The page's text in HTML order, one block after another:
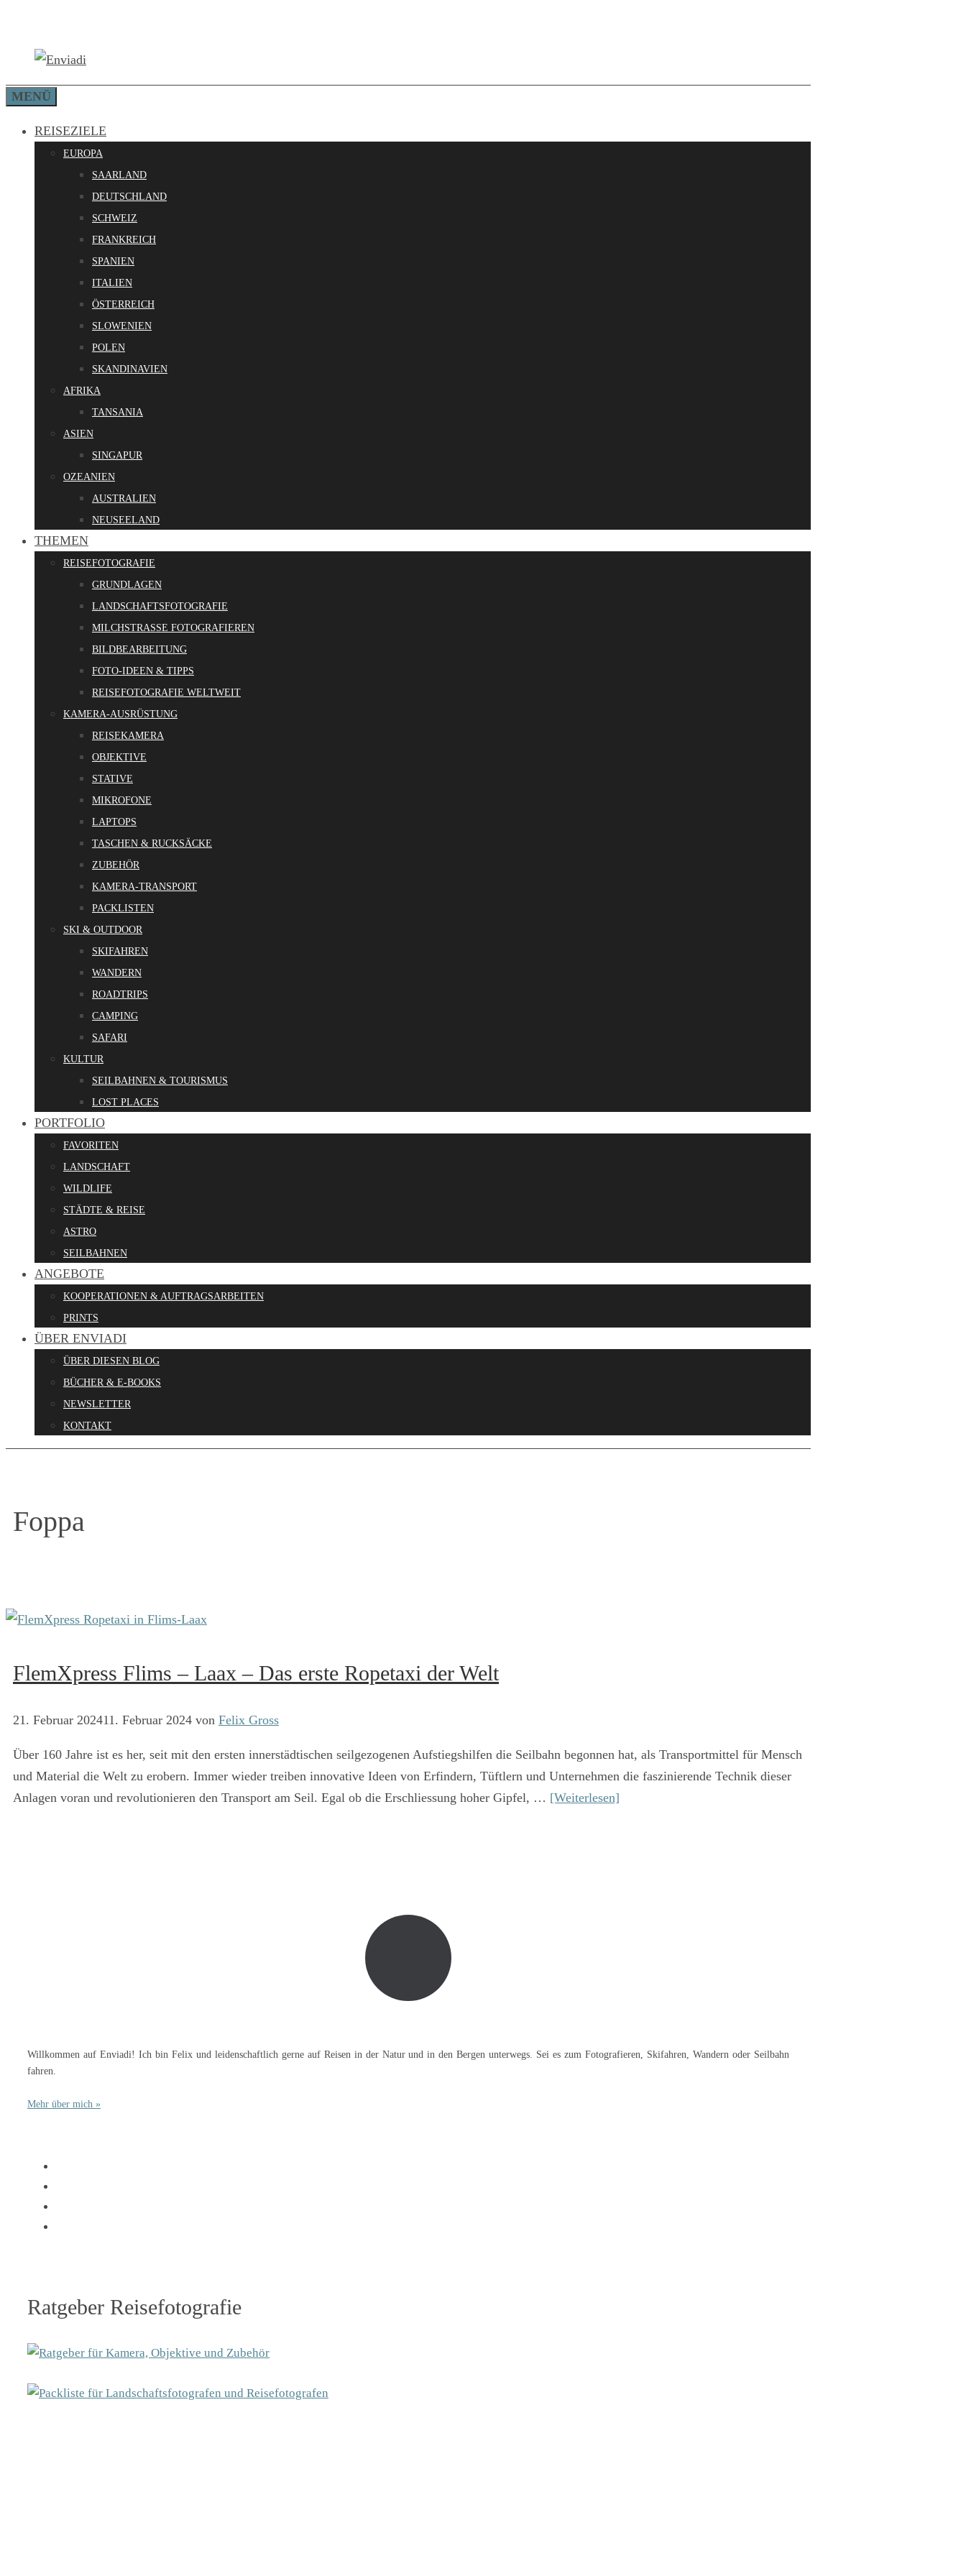
springen
MENÜ
REISEZIELE
EUROPA
SAARLAND
DEUTSCHLAND
SCHWEIZ
FRANKREICH
SPANIEN
ITALIEN
ÖSTERREICH
SLOWENIEN
POLEN
SKANDINAVIEN
AFRIKA
TANSANIA
ASIEN
SINGAPUR
OZEANIEN
AUSTRALIEN
NEUSEELAND
THEMEN
REISEFOTOGRAFIE
GRUNDLAGEN
LANDSCHAFTSFOTOGRAFIE
MILCHSTRASSE FOTOGRAFIEREN
BILDBEARBEITUNG
FOTO-IDEEN & TIPPS
REISEFOTOGRAFIE WELTWEIT
KAMERA-AUSRÜSTUNG
REISEKAMERA
OBJEKTIVE
STATIVE
MIKROFONE
LAPTOPS
TASCHEN & RUCKSÄCKE
ZUBEHÖR
KAMERA-TRANSPORT
PACKLISTEN
SKI & OUTDOOR
SKIFAHREN
WANDERN
ROADTRIPS
CAMPING
SAFARI
KULTUR
SEILBAHNEN & TOURISMUS
LOST PLACES
PORTFOLIO
FAVORITEN
LANDSCHAFT
WILDLIFE
STÄDTE & REISE
ASTRO
SEILBAHNEN
ANGEBOTE
KOOPERATIONEN & AUFTRAGSARBEITEN
PRINTS
ÜBER ENVIADI
ÜBER DIESEN BLOG
BÜCHER & E-BOOKS
NEWSLETTER
KONTAKT
Foppa
FlemXpress Flims – Laax – Das erste Ropetaxi der Welt
21. Februar 202411. Februar 2024 von Felix Gross
Über 160 Jahre ist es her, seit mit den ersten innerstädtischen seilgezogenen Aufstiegshilfen die Seilbahn begonnen hat, als Transportmittel für Mensch
und Material die Welt zu erobern. Immer wieder treiben innovative Ideen von Erfindern, Tüftlern und Unternehmen die faszinierende Technik dieser
Anlagen voran und revolutionieren den Transport am Seil. Egal ob die Erschliessung hoher Gipfel, … [Weiterlesen]
Willkommen auf Enviadi! Ich bin Felix und leidenschaftlich gerne auf Reisen in der Natur und in den Bergen unterwegs. Sei es zum Fotografieren, Skifahren, Wandern oder Seilbahn
fahren.
Mehr über mich »
Ratgeber Reisefotografie